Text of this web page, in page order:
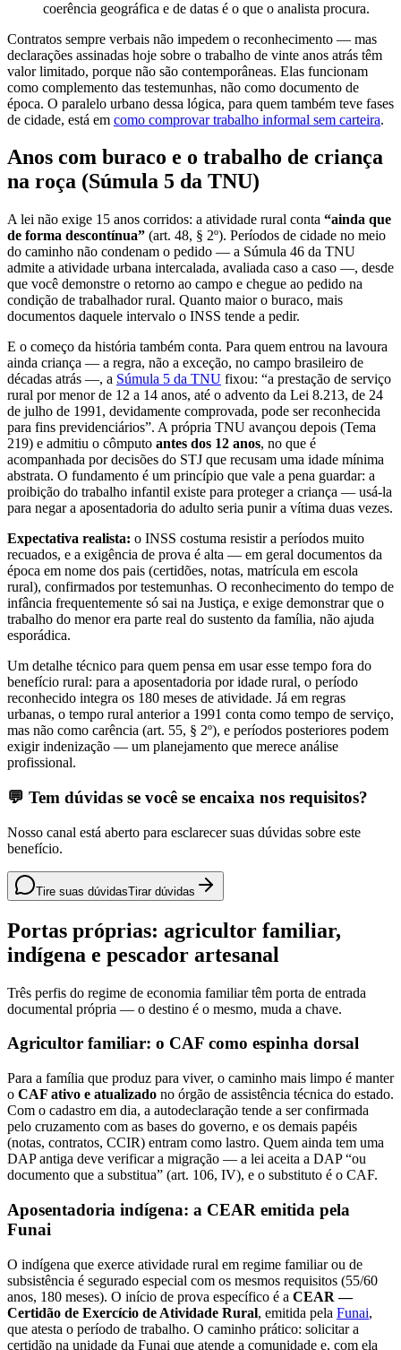
coerência geográfica e de datas é o que o analista procura.
Contratos sempre verbais não impedem o reconhecimento — mas
declarações assinadas hoje sobre o trabalho de vinte anos atrás têm
valor limitado, porque não são contemporâneas. Elas funcionam
como complemento das testemunhas, não como documento de
época. O paralelo urbano dessa lógica, para quem também teve fases
de cidade, está em como comprovar trabalho informal sem carteira.
Anos com buraco e o trabalho de criança
na roça (Súmula 5 da TNU)
A lei não exige 15 anos corridos: a atividade rural conta “ainda que
de forma descontínua” (art. 48, § 2º). Períodos de cidade no meio
do caminho não condenam o pedido — a Súmula 46 da TNU
admite a atividade urbana intercalada, avaliada caso a caso —, desde
que você demonstre o retorno ao campo e chegue ao pedido na
condição de trabalhador rural. Quanto maior o buraco, mais
documentos daquele intervalo o INSS tende a pedir.
E o começo da história também conta. Para quem entrou na lavoura
ainda criança — a regra, não a exceção, no campo brasileiro de
décadas atrás —, a Súmula 5 da TNU fixou: “a prestação de serviço
rural por menor de 12 a 14 anos, até o advento da Lei 8.213, de 24
de julho de 1991, devidamente comprovada, pode ser reconhecida
para fins previdenciários”. A própria TNU avançou depois (Tema
219) e admitiu o cômputo antes dos 12 anos, no que é
acompanhada por decisões do STJ que recusam uma idade mínima
abstrata. O fundamento é um princípio que vale a pena guardar: a
proibição do trabalho infantil existe para proteger a criança — usá-la
para negar a aposentadoria do adulto seria punir a vítima duas vezes.
Expectativa realista: o INSS costuma resistir a períodos muito
recuados, e a exigência de prova é alta — em geral documentos da
época em nome dos pais (certidões, notas, matrícula em escola
rural), confirmados por testemunhas. O reconhecimento do tempo de
infância frequentemente só sai na Justiça, e exige demonstrar que o
trabalho do menor era parte real do sustento da família, não ajuda
esporádica.
Um detalhe técnico para quem pensa em usar esse tempo fora do
benefício rural: para a aposentadoria por idade rural, o período
reconhecido integra os 180 meses de atividade. Já em regras
urbanas, o tempo rural anterior a 1991 conta como tempo de serviço,
mas não como carência (art. 55, § 2º), e períodos posteriores podem
exigir indenização — um planejamento que merece análise
profissional.
💬 Tem dúvidas se você se encaixa nos requisitos?
Nosso canal está aberto para esclarecer suas dúvidas sobre este
benefício.
Tire suas dúvidasTirar dúvidas
Portas próprias: agricultor familiar,
indígena e pescador artesanal
Três perfis do regime de economia familiar têm porta de entrada
documental própria — o destino é o mesmo, muda a chave.
Agricultor familiar: o CAF como espinha dorsal
Para a família que produz para viver, o caminho mais limpo é manter
o CAF ativo e atualizado no órgão de assistência técnica do estado.
Com o cadastro em dia, a autodeclaração tende a ser confirmada
pelo cruzamento com as bases do governo, e os demais papéis
(notas, contratos, CCIR) entram como lastro. Quem ainda tem uma
DAP antiga deve verificar a migração — a lei aceita a DAP “ou
documento que a substitua” (art. 106, IV), e o substituto é o CAF.
Aposentadoria indígena: a CEAR emitida pela
Funai
O indígena que exerce atividade rural em regime familiar ou de
subsistência é segurado especial com os mesmos requisitos (55/60
anos, 180 meses). O início de prova específico é a CEAR —
Certidão de Exercício de Atividade Rural, emitida pela Funai,
que atesta o período de trabalho. O caminho prático: solicitar a
certidão na unidade da Funai que atende a comunidade e, com ela